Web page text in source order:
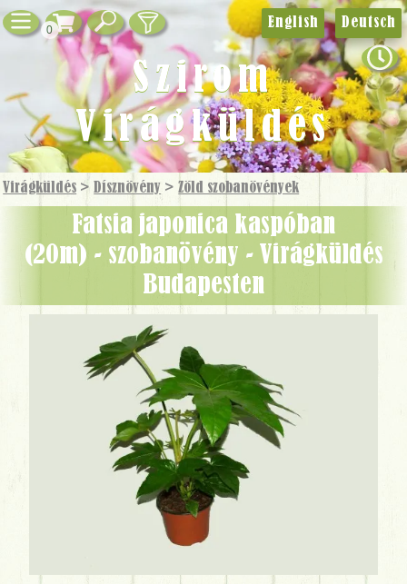
0
Virágküldés > Dísznövény >Zöld szobanövények
Fatsia japonica kaspóban
(20m) - szobanövény - Virágküldés
Budapesten
English Deutsch
Szirom
Virágküldés